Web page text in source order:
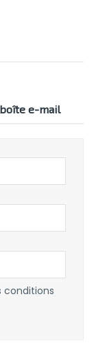
boîte e-mail
conditions